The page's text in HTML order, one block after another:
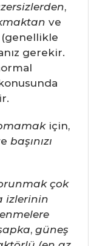
,
ve
gerekir.
için,
başınızı
çok
izlerinin
, güneş